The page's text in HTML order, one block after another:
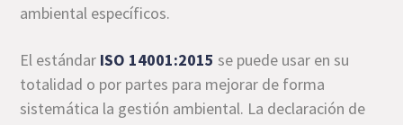
ambiental específicos.
El estándar ISO 14001:2015 se puede usar en su
totalidad o por partes para mejorar de forma
sistemática la gestión ambiental. La declaración de